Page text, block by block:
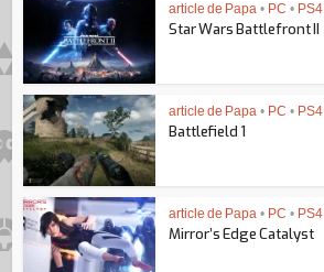
article de Papa • PC • PS4
Star Wars Battlefront II
article de Papa • PC • PS4
Battlefield 1
article de Papa • PC • PS4
Mirror’s Edge Catalyst